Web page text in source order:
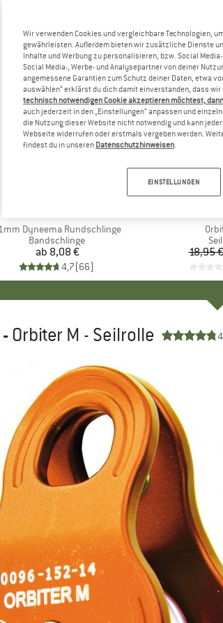
Dyneema Rundschlinge
Produktgruppe
Bandschlinge
Preis
ab 8,08 €
4,7(66)
18,95 €
- Orbiter M - Seilrolle
Wir verwenden Cookies und vergleichbare Technologien,
gewährleisten. Außerdem bieten wir zusätzliche Dienste
Inhalte und Werbung zu personalisieren, bzw. Social
Social Media-, Werbe- und Analysepartner von deiner
angemessene Garantien zum Schutz deiner Daten, etwa
auswählen“ erklärst du dich damit einverstanden, dass wir
technisch notwendigen Cookie akzeptieren möchtest,
auch jederzeit in den „Einstellungen“ anpassen und
die Nutzung dieser Website nicht notwendig und kann
Webseite widerrufen oder erstmals vergeben werden.
findest du in unseren Datenschutzhinweisen.
EINSTELLUNGEN